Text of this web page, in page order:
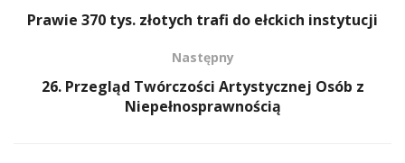
Prawie 370 tys. złotych trafi do ełckich instytucji
Następny
26. Przegląd Twórczości Artystycznej Osób z
Niepełnosprawnością